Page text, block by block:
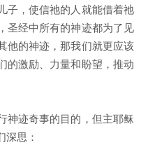
子，使信祂的人就能借着祂
圣经中所有的神迹都为了见
他的神迹，那我们就更应该
的激励、力量和盼望，推动
神迹奇事的目的，但主耶稣
深思：